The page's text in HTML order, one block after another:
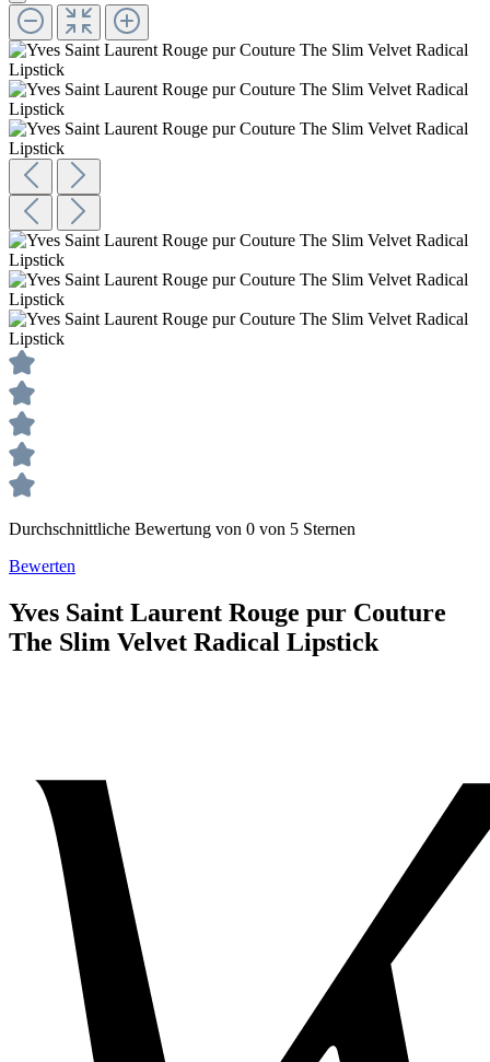
Durchschnittliche Bewertung von 0 von 5 Sternen
Bewerten
Yves Saint Laurent Rouge pur Couture
The Slim Velvet Radical Lipstick